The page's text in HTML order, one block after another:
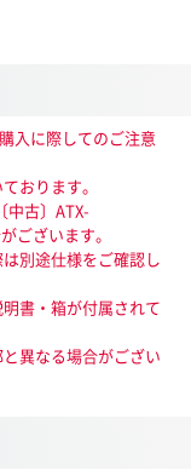
入に際してのご注意
おります。
古〕ATX-
ございます。
別途仕様をご確認し
書・箱が付属されて
異なる場合がござい